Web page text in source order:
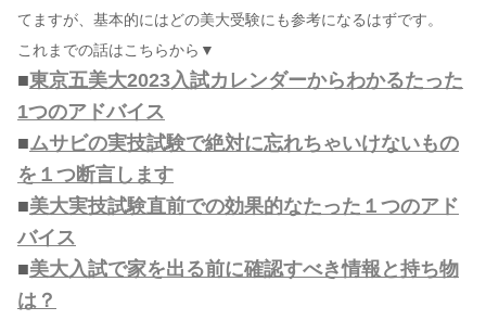
てますが、基本的にはどの美大受験にも参考になるはずです。
これまでの話はこちらから▼
■東京五美大2023入試カレンダーからわかるたった
1つのアドバイス
■ムサビの実技試験で絶対に忘れちゃいけないもの
を１つ断言します
■美大実技試験直前での効果的なたった１つのアド
バイス
■美大入試で家を出る前に確認すべき情報と持ち物
は？